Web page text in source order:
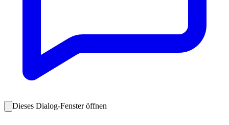
Dieses Dialog-Fenster öffnen